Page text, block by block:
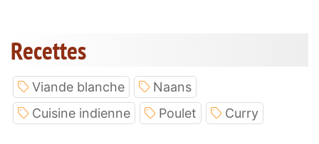
Recettes
Viande blanche
Naans
Cuisine indienne
Poulet Curry